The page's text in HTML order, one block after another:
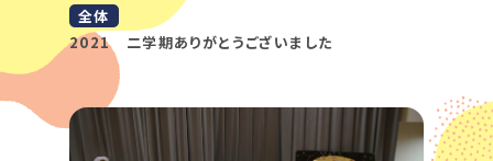
全体
2021 二学期ありがとうございました